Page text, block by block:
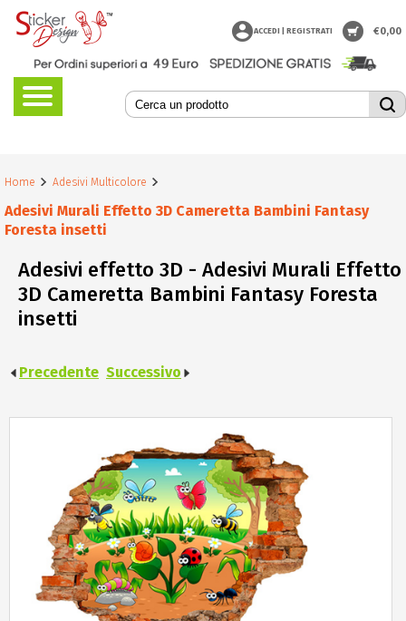
Home Adesivi Multicolore
Adesivi Murali Effetto 3D Cameretta Bambini Fantasy
Foresta insetti
Adesivi effetto 3D - Adesivi Murali Effetto
3D Cameretta Bambini Fantasy Foresta
insetti
Precedente Successivo
ACCEDI | REGISTRATI €0,00